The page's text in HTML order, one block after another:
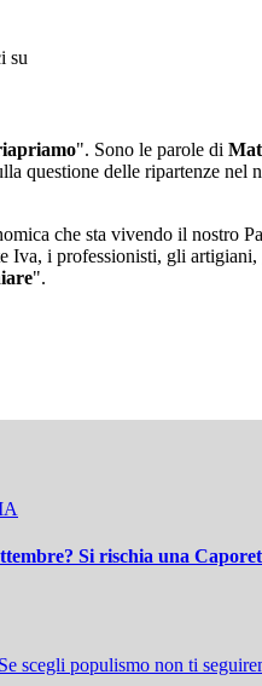
su
". Sono le parole di
questione delle ripartenze nel
che sta vivendo il nostro
Iva, i professionisti, gli
".
Si rischia una